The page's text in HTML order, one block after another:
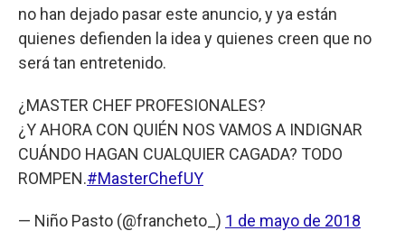
no han dejado pasar este anuncio, y ya están
quienes defienden la idea y quienes creen que no
será tan entretenido.
¿MASTER CHEF PROFESIONALES?
¿Y AHORA CON QUIÉN NOS VAMOS A INDIGNAR
CUÁNDO HAGAN CUALQUIER CAGADA? TODO
ROMPEN.#MasterChefUY
— Niño Pasto (@francheto_) 1 de mayo de 2018